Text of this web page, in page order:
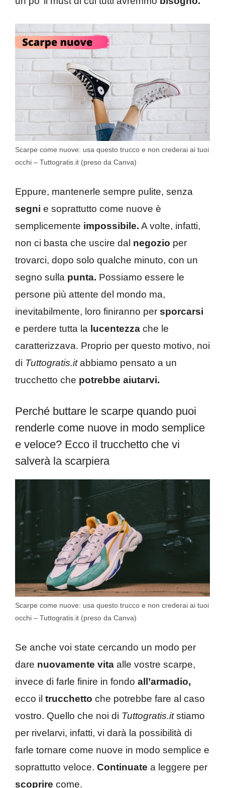
Scarpe come nuove: usa questo trucco e non crederai ai tuoi
occhi – Tuttogratis.it (preso da Canva)
Eppure, mantenerle sempre pulite, senza
segni e soprattutto come nuove è
semplicemente impossibile. A volte, infatti,
non ci basta che uscire dal negozio per
trovarci, dopo solo qualche minuto, con un
segno sulla punta. Possiamo essere le
persone più attente del mondo ma,
inevitabilmente, loro finiranno per sporcarsi
e perdere tutta la lucentezza che le
caratterizzava. Proprio per questo motivo, noi
di Tuttogratis.itabbiamo pensato a un
trucchetto che potrebbe aiutarvi.
Perché buttare le scarpe quando puoi
renderle come nuove in modo semplice
e veloce? Ecco il trucchetto che vi
salverà la scarpiera
Scarpe come nuove: usa questo trucco e non crederai ai tuoi
occhi – Tuttogratis.it (preso da Canva)
Se anche voi state cercando un modo per
dare nuovamente vita alle vostre scarpe,
invece di farle finire in fondo all’armadio,
ecco il trucchetto che potrebbe fare al caso
vostro. Quello che noi di Tuttogratis.itstiamo
per rivelarvi, infatti, vi darà la possibilità di
farle tornare come nuove in modo semplice e
soprattutto veloce. Continuate a leggere per
scoprire come.